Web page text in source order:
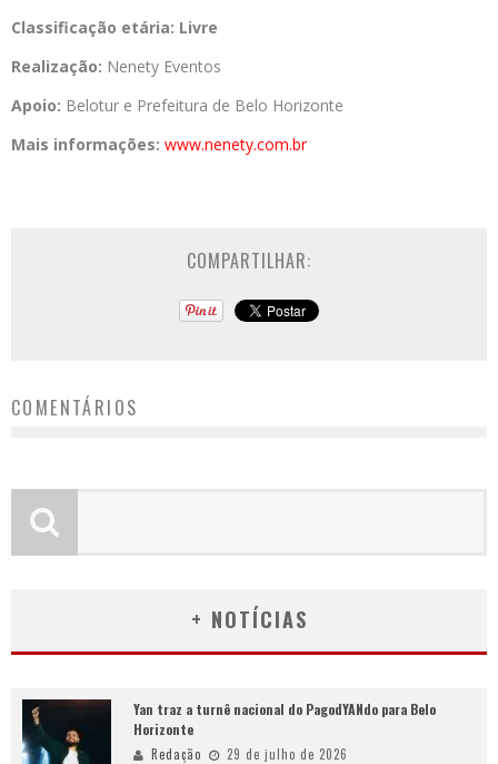
Classificação etária: Livre
Realização: Nenety Eventos
Apoio: Belotur e Prefeitura de Belo Horizonte
Mais informações: www.nenety.com.br
COMPARTILHAR:
COMENTÁRIOS
+ NOTÍCIAS
Yan traz a turnê nacional do PagodYANdo para Belo
Horizonte
Redação 29 de julho de 2026